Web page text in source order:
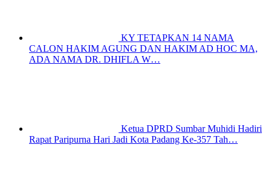
KY TETAPKAN 14 NAMA
CALON HAKIM AGUNG DAN HAKIM AD HOC MA,
ADA NAMA DR. DHIFLA W…
Ketua DPRD Sumbar Muhidi Hadiri
Rapat Paripurna Hari Jadi Kota Padang Ke-357 Tah…